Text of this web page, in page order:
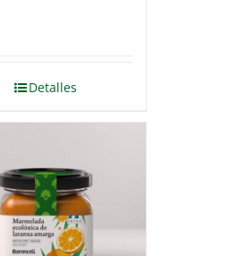
Detalles